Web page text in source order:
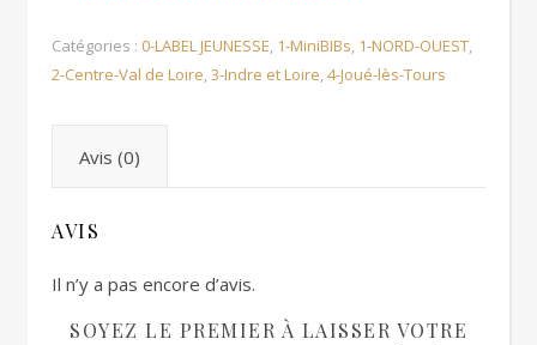
Catégories : 0-LABEL JEUNESSE, 1-MiniBIBs, 1-NORD-OUEST,
2-Centre-Val de Loire,3-Indre et Loire,4-Joué-lès-Tours
Avis (0)
AVIS
Il n’y a pas encore d’avis.
SOYEZ LE PREMIER À LAISSER VOTRE